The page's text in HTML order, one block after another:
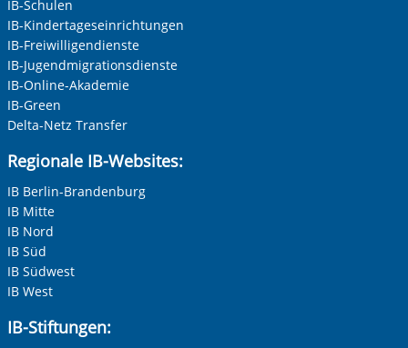
IB-Schulen
IB-Kindertageseinrichtungen
IB-Freiwilligendienste
IB-Jugendmigrationsdienste
IB-Online-Akademie
IB-Green
Delta-Netz Transfer
Regionale IB-Websites:
IB Berlin-Brandenburg
IB Mitte
IB Nord
IB Süd
IB Südwest
IB West
IB-Stiftungen: